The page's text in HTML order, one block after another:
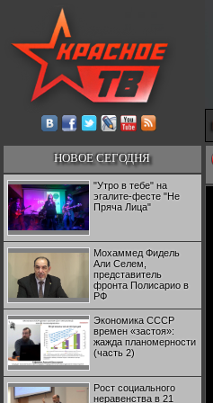
НОВОЕ СЕГОДНЯ
"Утро в тебе" на
эгалите-фесте "Не
Пряча Лица"
Мохаммед Фидель
Али Селем,
представитель
фронта Полисарио в
РФ
Экономика СССР
времен «застоя»:
жажда планомерности
(часть 2)
Рост социального
неравенства в 21